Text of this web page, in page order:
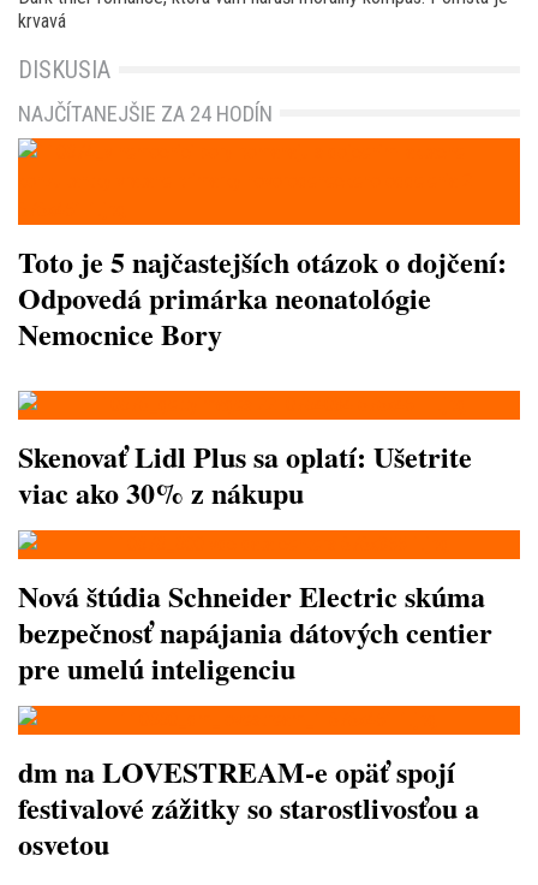
krvavá
DISKUSIA
NAJČÍTANEJŠIE ZA 24 HODÍN
Toto je 5 najčastejších otázok o dojčení:
Odpovedá primárka neonatológie
Nemocnice Bory
Skenovať Lidl Plus sa oplatí: Ušetrite
viac ako 30% z nákupu
Nová štúdia Schneider Electric skúma
bezpečnosť napájania dátových centier
pre umelú inteligenciu
dm na LOVESTREAM-e opäť spojí
festivalové zážitky so starostlivosťou a
osvetou